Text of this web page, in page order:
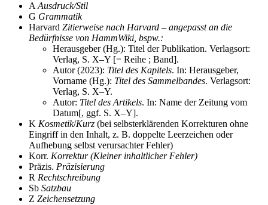
A Ausdruck/Stil
G Grammatik
Harvard Zitierweise nach Harvard – angepasst an die
Bedürfnisse von HammWiki, bspw.:
Herausgeber (Hg.): Titel der Publikation. Verlagsort:
Verlag, S. X–Y [= Reihe ; Band].
Autor (2023): Titel des Kapitels. In: Herausgeber,
Vorname (Hg.): Titel des Sammelbandes. Verlagsort:
Verlag, S. X–Y.
Autor: Titel des Artikels. In: Name der Zeitung vom
Datum[, ggf. S. X–Y].
K Kosmetik/Kurz (bei selbsterklärenden Korrekturen ohne
Eingriff in den Inhalt, z. B. doppelte Leerzeichen oder
Aufhebung selbst verursachter Fehler)
Korr. Korrektur (Kleiner inhaltlicher Fehler)
Präzis. Präzisierung
R Rechtschreibung
Sb Satzbau
Z Zeichensetzung